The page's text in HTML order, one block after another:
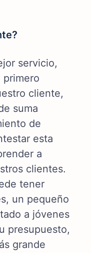
servicio,
cliente,
suma
de
esta
a
clientes.
tener
un pequeño
a jóvenes
presupuesto,
grande